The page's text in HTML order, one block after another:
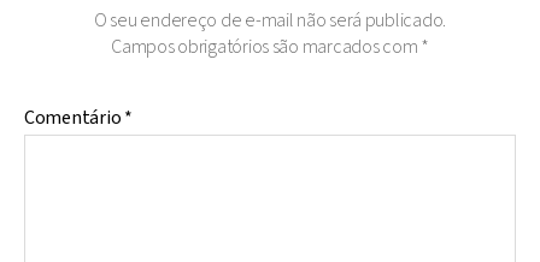
O seu endereço de e-mail não será publicado.
Campos obrigatórios são marcados com*
Comentário*